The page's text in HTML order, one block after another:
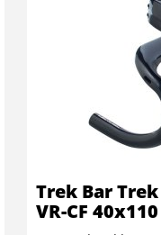
Trek Bar
VR-CF